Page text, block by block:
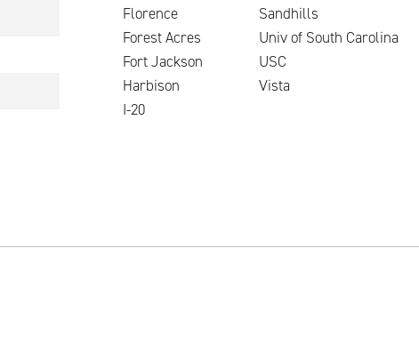
Florence
Sandhills
Forest Acres
Univ of South Carolina
Fort Jackson
USC
Harbison
Vista
I-20